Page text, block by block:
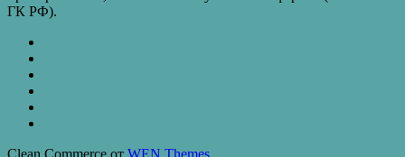
ГК РФ).
Clean Commerce от WEN Themes